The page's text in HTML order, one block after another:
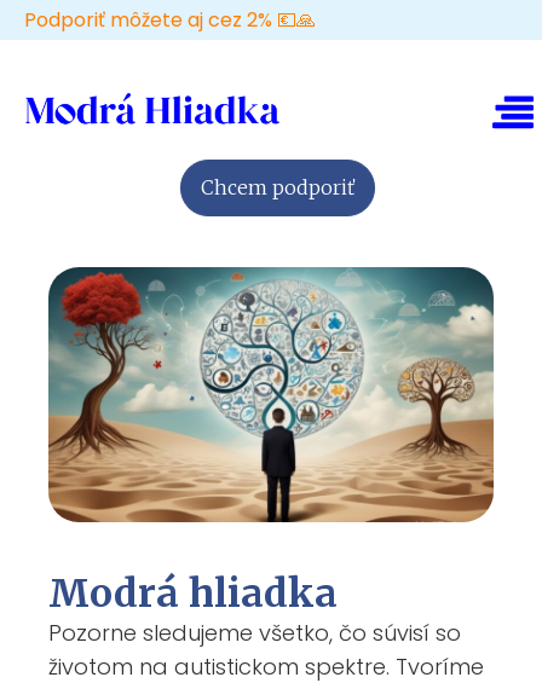
Podporiť môžete aj cez 2% 💶🙏
Chcem podporiť
Modrá hliadka
Pozorne sledujeme všetko, čo súvisí so
životom na autistickom spektre. Tvoríme